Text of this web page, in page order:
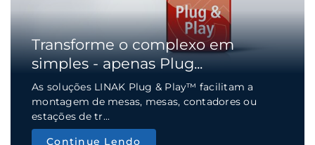
Transforme o complexo em
simples - apenas Plug...
As soluções LINAK Plug & Play™ facilitam a
montagem de mesas, mesas, contadores ou
estações de tr...
Continue Lendo